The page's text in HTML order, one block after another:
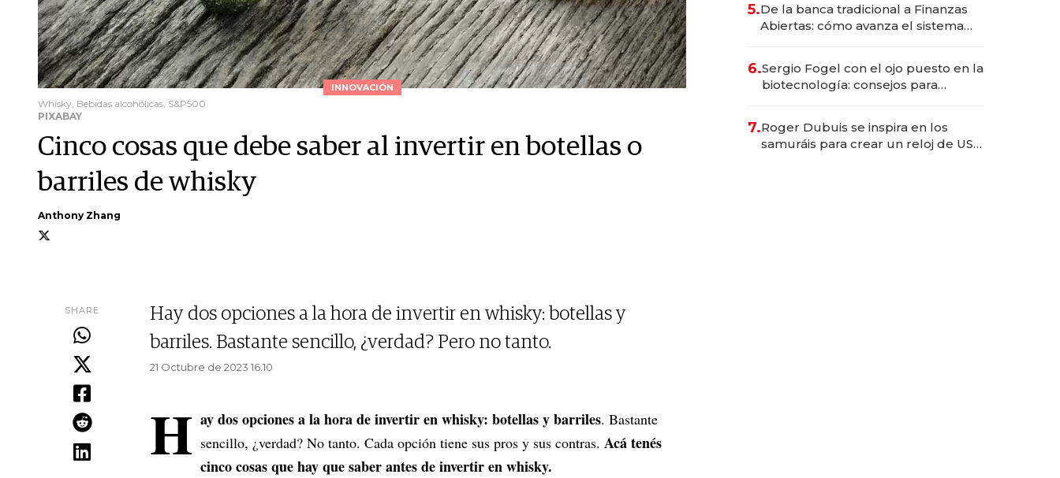
INNOVACIÓN
Whisky, Bebidas alcohólicas, S&P500
PIXABAY
Cinco cosas que debe saber al invertir en botellas o
barriles de whisky
Anthony Zhang
SHARE
Hay dos opciones a la hora de invertir en whisky: botellas y
barriles. Bastante sencillo, ¿verdad? Pero no tanto.
21 Octubre de 2023 16.10
H ay dos opciones a la hora de invertir en whisky: botellas y barriles. Bastante
sencillo, ¿verdad? No tanto. Cada opción tiene sus pros y sus contras. Acá tenés
cinco cosas que hay que saber antes de invertir en whisky.
5.De la banca tradicional a Finanzas
Abiertas: cómo avanza el sistema
6.Sergio Fogel con el ojo puesto en la
biotecnología: consejos para
7.Roger Dubuis se inspira en los
samuráis para crear un reloj de US$